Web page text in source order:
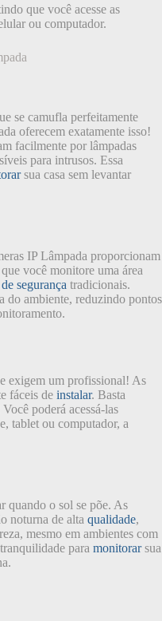
que você acesse as
ou computador.
se camufla perfeitamente
oferecem exatamente isso!
facilmente por lâmpadas
para intrusos. Essa
sua casa sem levantar
IP Lâmpada proporcionam
você monitore uma área
segurança tradicionais.
do ambiente, reduzindo pontos
exigem um profissional! As
fáceis de instalar. Basta
poderá acessá-las
tablet ou computador, a
quando o sol se põe. As
noturna de alta qualidade,
mesmo em ambientes com
para monitorarsua